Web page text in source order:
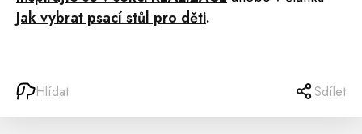
Jak vybrat psací stůl pro děti.
Hlídat Sdílet